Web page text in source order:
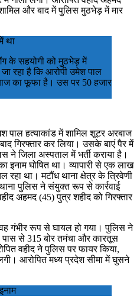
और बाद में पुलिस मुठभेड़ में मार
था
के सहयोगी को मुठभेड़ में
रहा है कि आरोपी उमेश पाल
का फूफा है। उस पर 50 हजार
हत्याकांड में शामिल शूटर अरबाज
गिरफ्तार कर लिया। उसके बाएं पैर में
ने जिला अस्पताल में भर्ती कराया है।
घोषित था। व्यापारी से एक लाख
था। मटौंध थाना क्षेत्र के त्रिवेणी
पुलिस ने संयुक्त रूप से कार्रवाई
अहमद (45) पुत्र शहीद को गिरफ्तार
गंभीर रूप से घायल हो गया। पुलिस ने
से 315 बोर तमंचा और कारतूस
वहीद ने पुलिस पर फायर किया,
आरोपित मध्य प्रदेश सीमा में घुसने